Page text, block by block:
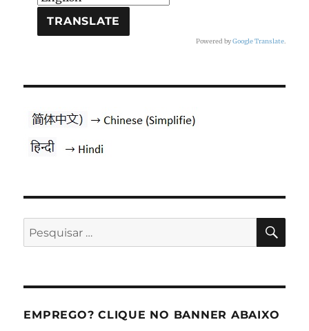
Powered byGoogle Translate.
Pesquisar
por:
EMPREGO? CLIQUE NO BANNER ABAIXO